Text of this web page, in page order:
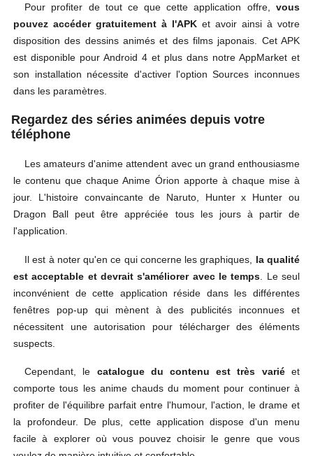
Pour profiter de tout ce que cette application offre, vous
pouvez accéder gratuitement à l'APK et avoir ainsi à votre
disposition des dessins animés et des films japonais. Cet APK
est disponible pour Android 4 et plus dans notre AppMarket et
son installation nécessite d'activer l'option Sources inconnues
dans les paramètres.
Regardez des séries animées depuis votre
téléphone
Les amateurs d'anime attendent avec un grand enthousiasme
le contenu que chaque Anime Órion apporte à chaque mise à
jour. L'histoire convaincante de Naruto, Hunter x Hunter ou
Dragon Ball peut être appréciée tous les jours à partir de
l'application.
Il est à noter qu'en ce qui concerne les graphiques, la qualité
est acceptable et devrait s'améliorer avec le temps . Le seul
inconvénient de cette application réside dans les différentes
fenêtres pop-up qui mènent à des publicités inconnues et
nécessitent une autorisation pour télécharger des éléments
suspects.
Cependant, le catalogue du contenu est très variéet
comporte tous les anime chauds du moment pour continuer à
profiter de l'équilibre parfait entre l'humour, l'action, le drame et
la profondeur. De plus, cette application dispose d'un menu
facile à explorer où vous pouvez choisir le genre que vous